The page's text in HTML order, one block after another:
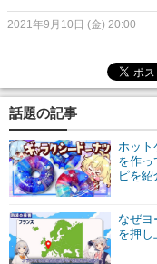
ニュース
マンガ
ニコニコQ
2021年9月10日 (金) 20:00
話題の記事
ホット
を作っ
ピを紹
なぜヨ
を押し